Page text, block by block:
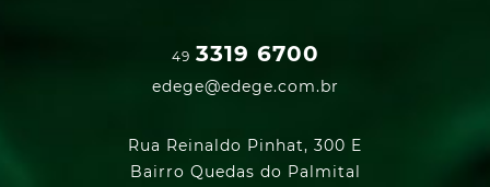
49 3319 6700
edege@edege.com.br
Rua Reinaldo Pinhat, 300 E
Bairro Quedas do Palmital